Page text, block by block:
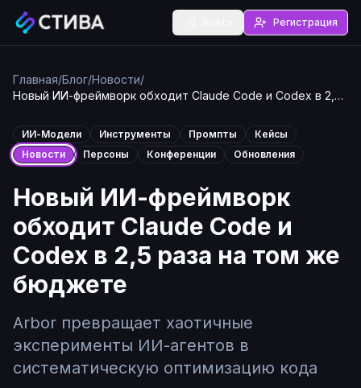
Регистрация
Главная/Блог/Новости/
Новый ИИ-фреймворк обходит Claude Code и Codex в 2,5
ИИ-Модели Инструменты Промпты
Кейсы
Новости
Персоны Конференции Обновления
Новый ИИ-фреймворк
обходит Claude Code и
Codex в 2,5 раза на том же
бюджете
Arbor превращает хаотичные
эксперименты ИИ-агентов в
систематическую оптимизацию кода